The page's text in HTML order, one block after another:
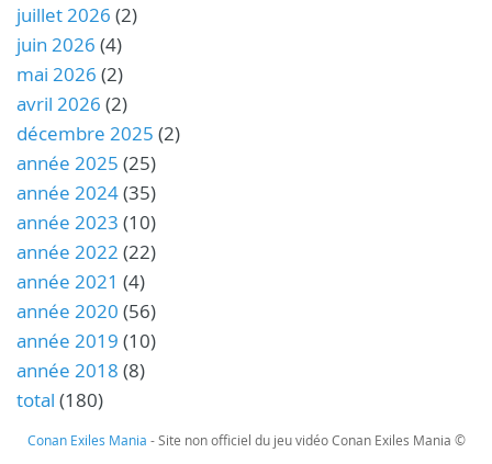
juillet 2026 (2)
juin 2026 (4)
mai 2026 (2)
avril 2026 (2)
décembre 2025 (2)
année 2025 (25)
année 2024(35)
année 2023 (10)
année 2022 (22)
année 2021 (4)
année 2020 (56)
année 2019 (10)
année 2018 (8)
total (180)
Conan Exiles Mania - Site non officiel du jeu vidéo Conan Exiles Mania ©